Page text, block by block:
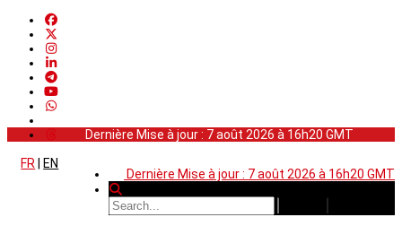
Dernière Mise à jour : 7 août 2026 à 16h20 GMT
Dernière Mise à jour : 7 août 2026 à 16h20 GMT
FR
EN